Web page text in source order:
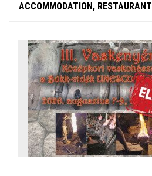
ACCOMMODATION, RESTAURANT